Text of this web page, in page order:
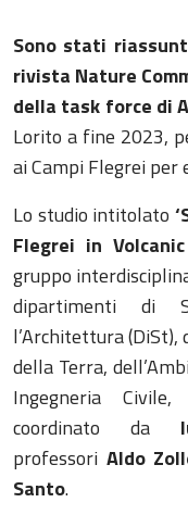
Sono stati
rivista Nature
della task force di
Lorito a fine 2023,
ai Campi Flegrei
Lo studio intitolato
Flegrei in
gruppo
dipartimenti di
l’Architettura (DiSt),
della Terra,
Ingegneria
coordinato da
professori Aldo
Santo.